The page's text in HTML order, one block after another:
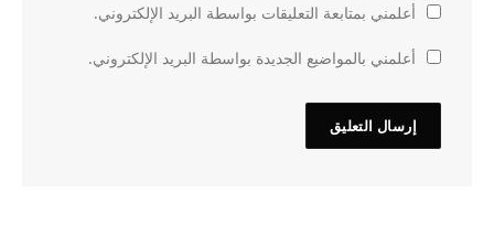
أعلمني بمتابعة التعليقات بواسطة البريد الإلكتروني.
أعلمني بالمواضيع الجديدة بواسطة البريد الإلكتروني.